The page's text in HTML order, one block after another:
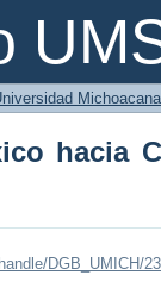
hacia
hacia
DGB_UMICH/